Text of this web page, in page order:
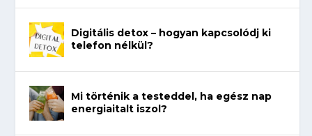
Digitális detox – hogyan kapcsolódj ki
telefon nélkül?
Mi történik a testeddel, ha egész nap
energiaitalt iszol?